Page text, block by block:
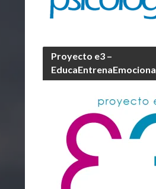
Proyecto e3 –
EducaEntrenaEmociona